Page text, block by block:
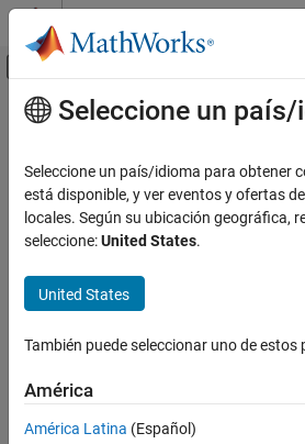
Saltar al contenido
Mostrar/ocultar menú
Inicio de Documentación
Contenido principal
How useful was this
Seleccione un
Seleccione un país/idioma para obtener
está disponible, y ver eventos y ofertas
locales. Según su ubicación geográfica,
seleccione:United States.
United States
También puede seleccionar uno de
América
América Latina (Español)